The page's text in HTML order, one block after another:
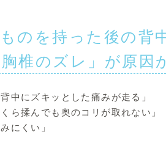
のを持った後の背
椎のズレ」が原因
中にズキッとした痛みが走る」
ら揉んでも奥のコリが取れない」
にくい」